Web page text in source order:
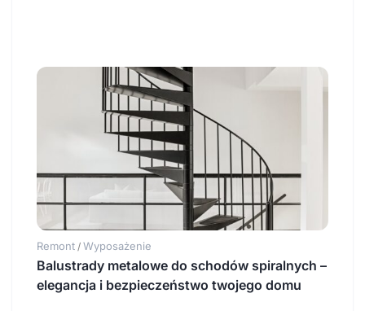
Remont / Wyposażenie
Balustrady metalowe do schodów spiralnych –
elegancja i bezpieczeństwo twojego domu